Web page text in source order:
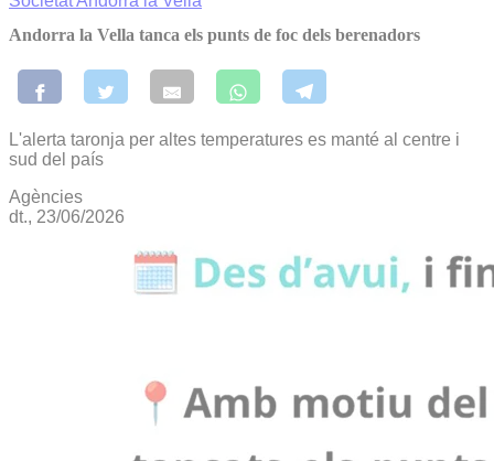
Andorra la Vella tanca els punts de foc dels berenadors
L'alerta taronja per altes temperatures es manté al centre i
sud del país
Agències
dt., 23/06/2026